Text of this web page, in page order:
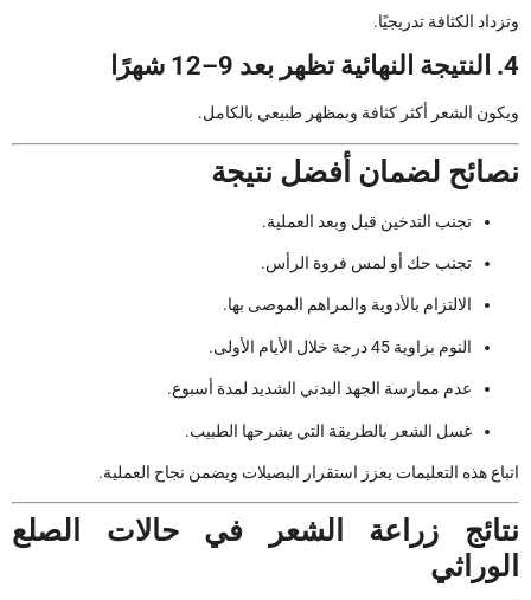
وتزداد الكثافة تدريجيًا.
4. النتيجة النهائية تظهر بعد 9–12 شهرًا
ويكون الشعر أكثر كثافة وبمظهر طبيعي بالكامل.
نصائح لضمان أفضل نتيجة
تجنب التدخين قبل وبعد العملية.
تجنب حك أو لمس فروة الرأس.
الالتزام بالأدوية والمراهم الموصى بها.
النوم بزاوية 45 درجة خلال الأيام الأولى.
عدم ممارسة الجهد البدني الشديد لمدة أسبوع.
غسل الشعر بالطريقة التي يشرحها الطبيب.
اتباع هذه التعليمات يعزز استقرار البصيلات ويضمن نجاح العملية.
نتائج زراعة الشعر في حالات الصلع
الوراثي